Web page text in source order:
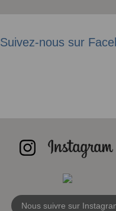
Suivez-nous sur
Nous suivre sur